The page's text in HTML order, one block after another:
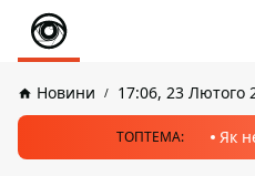
Новини 17:06, 23 Лютого
ТОПТЕМА: Як